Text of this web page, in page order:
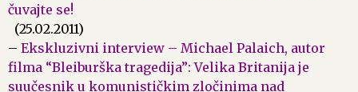
čuvajte se!
(25.02.2011)
– Ekskluzivni interview – Michael Palaich, autor
filma “Bleiburška tragedija”: Velika Britanija je
suučesnik u komunističkim zločinima nad